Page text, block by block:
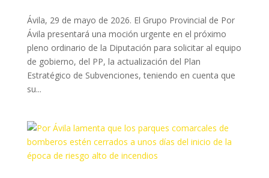
Ávila, 29 de mayo de 2026. El Grupo Provincial de Por
Ávila presentará una moción urgente en el próximo
pleno ordinario de la Diputación para solicitar al equipo
de gobierno, del PP, la actualización del Plan
Estratégico de Subvenciones, teniendo en cuenta que
su...